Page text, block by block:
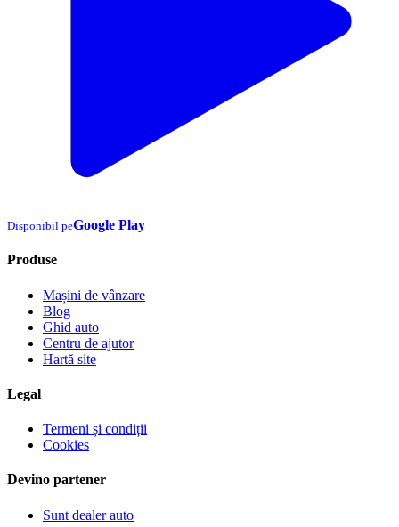
Disponibil peGoogle Play
Produse
Mașini de vânzare
Blog
Ghid auto
Centru de ajutor
Hartă site
Legal
Termeni și condiții
Cookies
Devino partener
Sunt dealer auto